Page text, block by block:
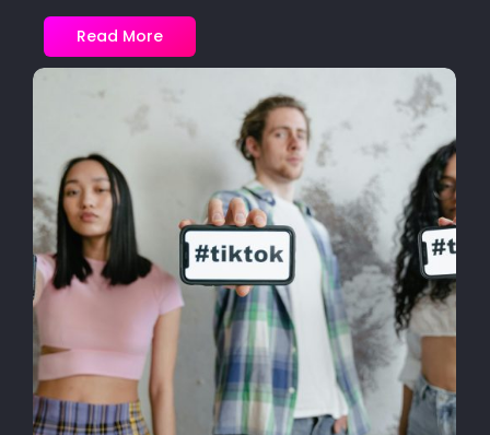
Read More